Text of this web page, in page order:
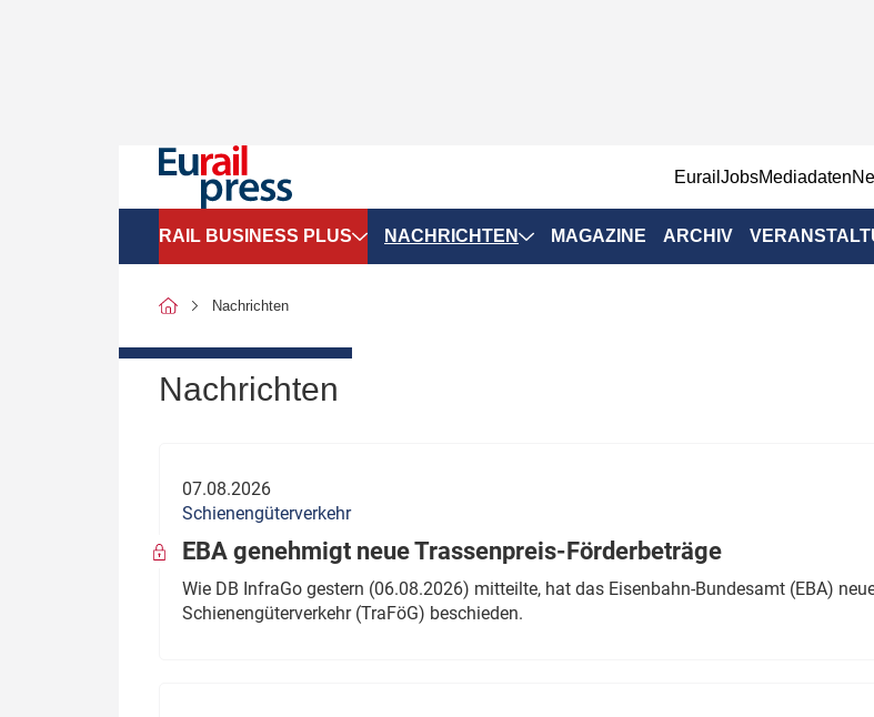
EurailJobsMediadaten
RAIL BUSINESS PLUS
SPNV-Marktdaten
Politik
Verbände: Wer spricht für
wen?
NACHRICHTEN
Infrastruktur & Ausrüstung
ÖPNV
MAGAZINE ARCHIV
Nachrichten
Nachrichten
07.08.2026
Schienengüterverkehr
EBA genehmigt neue Trassenpreis-Förderbeträge
Wie DB InfraGo gestern (06.08.2026) mitteilte, hat das Eisenbahn-Bundesamt (EBA)
Schienengüterverkehr (TraFöG) beschieden.